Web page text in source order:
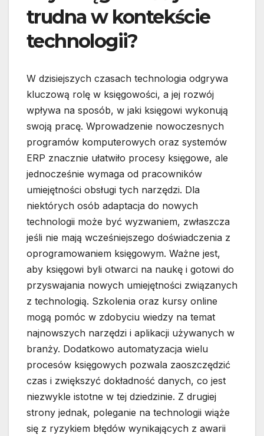
trudna w kontekście
technologii?
W dzisiejszych czasach technologia odgrywa
kluczową rolę w księgowości, a jej rozwój
wpływa na sposób, w jaki księgowi wykonują
swoją pracę. Wprowadzenie nowoczesnych
programów komputerowych oraz systemów
ERP znacznie ułatwiło procesy księgowe, ale
jednocześnie wymaga od pracowników
umiejętności obsługi tych narzędzi. Dla
niektórych osób adaptacja do nowych
technologii może być wyzwaniem, zwłaszcza
jeśli nie mają wcześniejszego doświadczenia z
oprogramowaniem księgowym. Ważne jest,
aby księgowi byli otwarci na naukę i gotowi do
przyswajania nowych umiejętności związanych
z technologią. Szkolenia oraz kursy online
mogą pomóc w zdobyciu wiedzy na temat
najnowszych narzędzi i aplikacji używanych w
branży. Dodatkowo automatyzacja wielu
procesów księgowych pozwala zaoszczędzić
czas i zwiększyć dokładność danych, co jest
niezwykle istotne w tej dziedzinie. Z drugiej
strony jednak, poleganie na technologii wiąże
się z ryzykiem błędów wynikających z awarii